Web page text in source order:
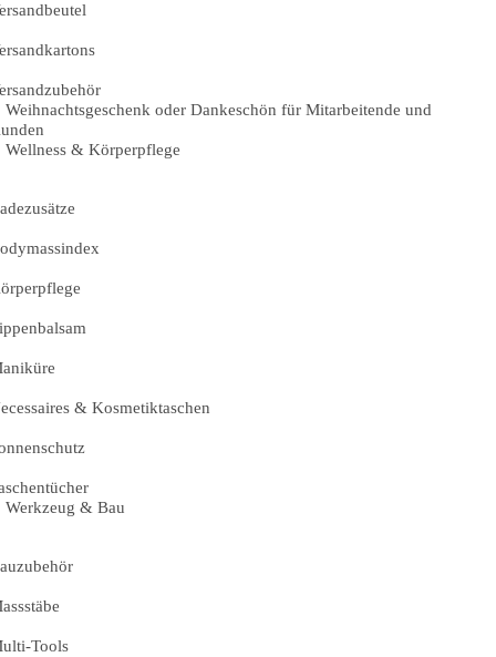
Weihnachtsgeschenk oder Dankeschön für Mitarbeitende und
Wellness & Körperpflege
& Kosmetiktaschen
Werkzeug & Bau
Tools